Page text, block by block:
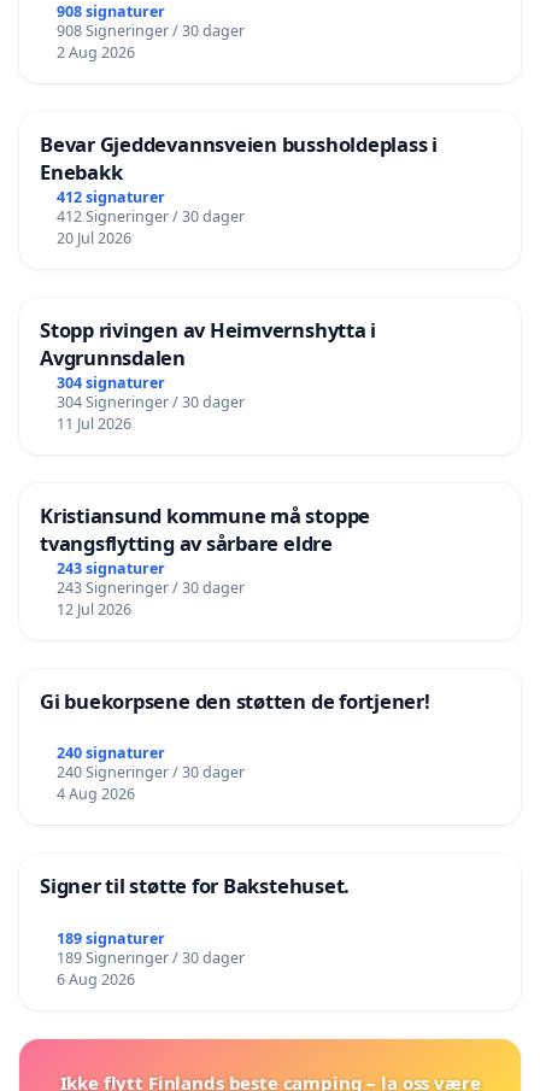
908 signaturer
908 Signeringer / 30 dager
2 Aug 2026
Bevar Gjeddevannsveien bussholdeplass i
Enebakk
412 signaturer
412 Signeringer / 30 dager
20 Jul 2026
Stopp rivingen av Heimvernshytta i
Avgrunnsdalen
304 signaturer
304 Signeringer / 30 dager
11 Jul 2026
Kristiansund kommune må stoppe
tvangsflytting av sårbare eldre
243 signaturer
243 Signeringer / 30 dager
12 Jul 2026
Gi buekorpsene den støtten de fortjener!
240 signaturer
240 Signeringer / 30 dager
4 Aug 2026
Signer til støtte for Bakstehuset.
189 signaturer
189 Signeringer / 30 dager
6 Aug 2026
Ikke flytt Finlands beste camping – la oss være